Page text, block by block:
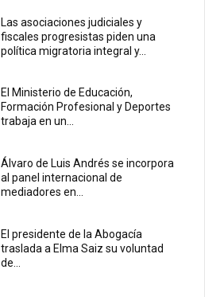
Las asociaciones judiciales y
fiscales progresistas piden una
política migratoria integral y...
El Ministerio de Educación,
Formación Profesional y Deportes
trabaja en un...
Álvaro de Luis Andrés se incorpora
al panel internacional de
mediadores en...
El presidente de la Abogacía
traslada a Elma Saiz su voluntad
de...